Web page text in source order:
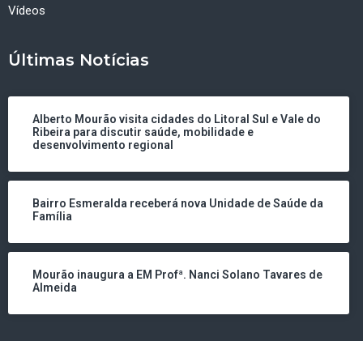
Vídeos
Últimas Notícias
Alberto Mourão visita cidades do Litoral Sul e Vale do
Ribeira para discutir saúde, mobilidade e
desenvolvimento regional
Bairro Esmeralda receberá nova Unidade de Saúde da
Família
Mourão inaugura a EM Profª. Nanci Solano Tavares de
Almeida